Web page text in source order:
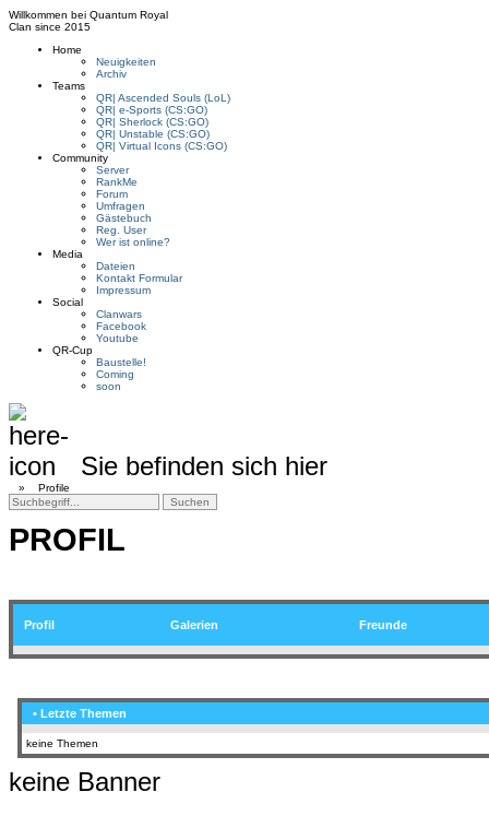
Willkommen bei Quantum Royal
Clan since 2015
Home
Neuigkeiten
Archiv
Teams
QR| Ascended Souls (LoL)
QR| e-Sports (CS:GO)
QR| Sherlock (CS:GO)
QR| Unstable (CS:GO)
QR| Virtual Icons (CS:GO)
Community
Server
RankMe
Forum
Umfragen
Gästebuch
Reg. User
Wer ist online?
Media
Dateien
Kontakt Formular
Impressum
Social
Clanwars
Facebook
Youtube
QR-Cup
Baustelle!
Coming
soon
Sie befinden sich hier
» Profile
PROFIL
Profil Galerien Freunde
• Letzte Themen
keine Themen
keine Banner